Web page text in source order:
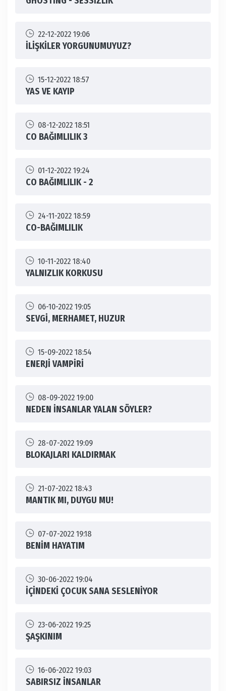
22-12-2022 19:06
İLİŞKİLER YORGUNUMUYUZ?
15-12-2022 18:57
YAS VE KAYIP
08-12-2022 18:51
CO BAĞIMLILIK 3
01-12-2022 19:24
CO BAĞIMLILIK - 2
24-11-2022 18:59
CO-BAĞIMLILIK
10-11-2022 18:40
YALNIZLIK KORKUSU
06-10-2022 19:05
SEVGİ, MERHAMET, HUZUR
15-09-2022 18:54
ENERJİ VAMPİRİ
08-09-2022 19:00
NEDEN İNSANLAR YALAN SÖYLER?
28-07-2022 19:09
BLOKAJLARI KALDIRMAK
21-07-2022 18:43
MANTIK MI, DUYGU MU!
07-07-2022 19:18
BENİM HAYATIM
30-06-2022 19:04
İÇİNDEKİ ÇOCUK SANA SESLENİYOR
23-06-2022 19:25
ŞAŞKINIM
16-06-2022 19:03
SABIRSIZ İNSANLAR